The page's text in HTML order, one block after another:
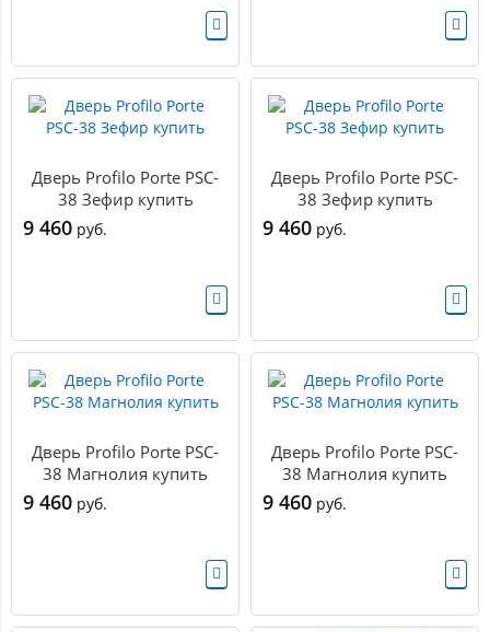
Дверь Profilo Porte PSC-
38 Зефир купить
9 460 руб.
Дверь Profilo Porte PSC-
38 Зефир купить
9 460 руб.
Дверь Profilo Porte PSC-
38 Магнолия купить
9 460 руб.
Дверь Profilo Porte PSC-
38 Магнолия купить
9 460 руб.